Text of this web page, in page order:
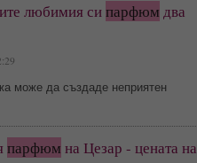
любимия сипарфюм два
може да създаде неприятен
парфюм на Цезар - цената на